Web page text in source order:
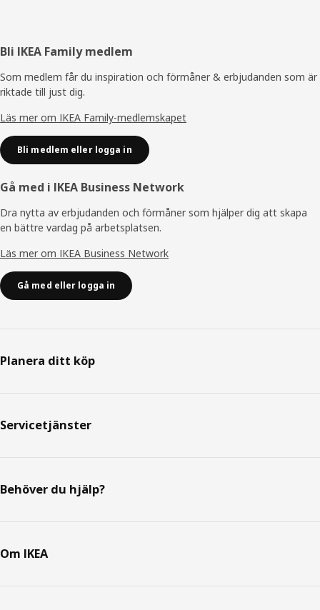
Sidfot
Bli IKEA Family medlem
Som medlem får du inspiration och förmåner & erbjudanden som är
riktade till just dig.
Läs mer om IKEA Family-medlemskapet
Bli medlem eller logga in
Gå med i IKEA Business Network
Dra nytta av erbjudanden och förmåner som hjälper dig att skapa
en bättre vardag på arbetsplatsen.
Läs mer om IKEA Business Network
Gå med eller logga in
Planera ditt köp
Servicetjänster
Behöver du hjälp?
Om IKEA